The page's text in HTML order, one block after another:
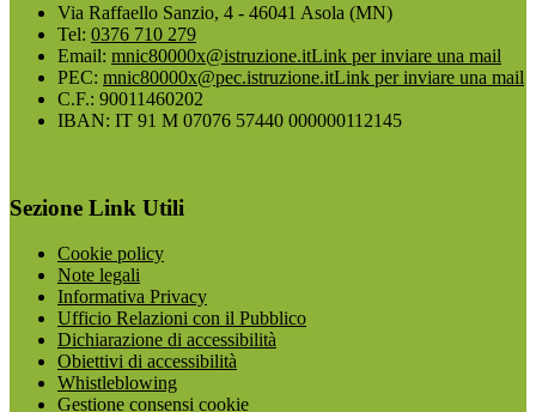
Via Raffaello Sanzio, 4 - 46041 Asola (MN)
Tel: 0376 710 279
Email: mnic80000x@istruzione.itLink per inviare una mail
PEC: mnic80000x@pec.istruzione.itLink per inviare una mail
C.F.: 90011460202
IBAN: IT 91 M 07076 57440 000000112145
Sezione Link Utili
Cookie policy
Note legali
Informativa Privacy
Ufficio Relazioni con il Pubblico
Dichiarazione di accessibilità
Obiettivi di accessibilità
Whistleblowing
Gestione consensi cookie